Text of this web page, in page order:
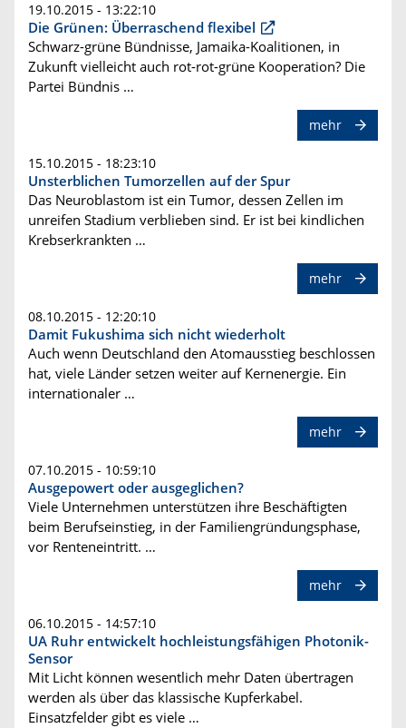
19.10.2015 - 13:22:10
Die Grünen: Überraschend flexibel
Schwarz-grüne Bündnisse, Jamaika-Koalitionen, in
Zukunft vielleicht auch rot-rot-grüne Kooperation? Die
Partei Bündnis …
mehr
15.10.2015 - 18:23:10
Unsterblichen Tumorzellen auf der Spur
Das Neuroblastom ist ein Tumor, dessen Zellen im
unreifen Stadium verblieben sind. Er ist bei kindlichen
Krebserkrankten …
mehr
08.10.2015 - 12:20:10
Damit Fukushima sich nicht wiederholt
Auch wenn Deutschland den Atomausstieg beschlossen
hat, viele Länder setzen weiter auf Kernenergie. Ein
internationaler …
mehr
07.10.2015 - 10:59:10
Ausgepowert oder ausgeglichen?
Viele Unternehmen unterstützen ihre Beschäftigten
beim Berufseinstieg, in der Familiengründungsphase,
vor Renteneintritt. …
mehr
06.10.2015 - 14:57:10
UA Ruhr entwickelt hochleistungsfähigen Photonik-
Sensor
Mit Licht können wesentlich mehr Daten übertragen
werden als über das klassische Kupferkabel.
Einsatzfelder gibt es viele …